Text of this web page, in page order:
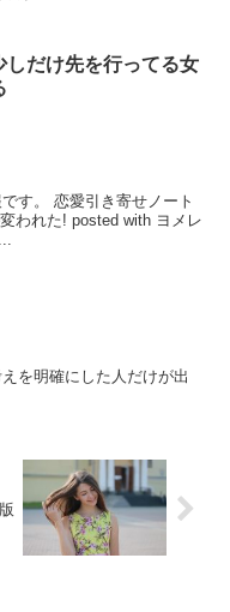
しだけ先を行ってる女
す。 恋愛引き寄せノート
われた! posted with ヨメレ
を明確にした人だけが出